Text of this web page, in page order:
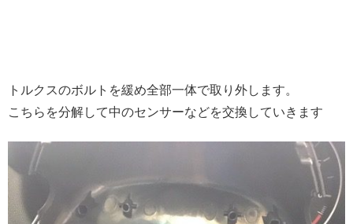
トルクスのボルトを緩め全部一体で取り外します。
こちらを分解して中のセンサーなどを交換していきます